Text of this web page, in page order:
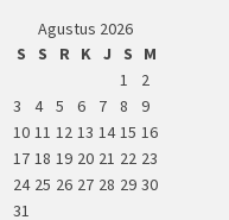
Agustus 2026
S
S R K J S
M
1
2
3
4 5 6 7 8
9
10 11 12 13 14 15 16
17 18 19 20 21 22 23
24 25 26 27 28 29 30
31